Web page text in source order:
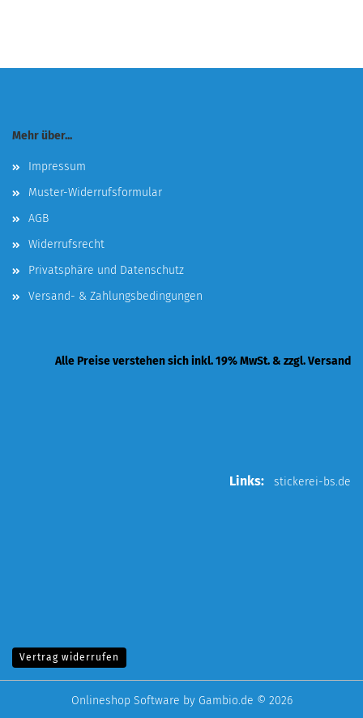
Mehr über...
Impressum
Muster-Widerrufsformular
AGB
Widerrufsrecht
Privatsphäre und Datenschutz
Versand- & Zahlungsbedingungen
Alle Preise verstehen sich inkl. 19% MwSt. & zzgl. Versand
Links: stickerei-bs.de
Vertrag widerrufen
Onlineshop Software by Gambio.de © 2026